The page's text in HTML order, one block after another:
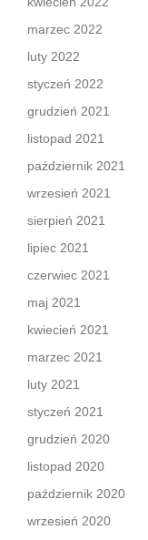
marzec 2022
luty 2022
styczeń 2022
grudzień 2021
listopad 2021
październik 2021
wrzesień 2021
sierpień 2021
lipiec 2021
czerwiec 2021
maj 2021
kwiecień 2021
marzec 2021
luty 2021
styczeń 2021
grudzień 2020
listopad 2020
październik 2020
wrzesień 2020